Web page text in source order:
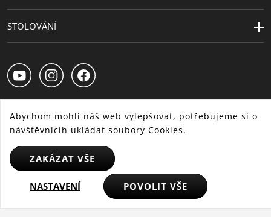
STOLOVÁNÍ
CS SK HU
© 2025 WMF - Všechna práva vyhrazena
Abychom mohli náš web vylepšovat, potřebujeme si o
návštěvnícíh ukládat soubory Cookies.
ZAKÁZAT VŠE
NASTAVENÍ POVOLIT VŠE